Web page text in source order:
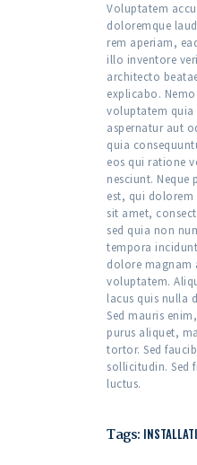
Voluptatem
doloremque
rem aperiam,
illo inventore
architecto
explicabo.
voluptatem quia
aspernatur aut
quia
eos qui ratione
nesciunt. Neque
est, qui
sit amet,
sed quia non
tempora
dolore magnam
voluptatem.
lacus quis nulla
Sed mauris
purus aliquet,
tortor. Sed
sollicitudin. Sed
luctus.
Tags: